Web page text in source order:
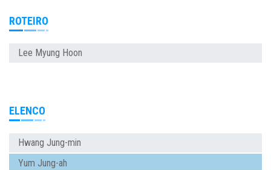
ROTEIRO
Lee Myung Hoon
ELENCO
Hwang Jung-min
Yum Jung-ah